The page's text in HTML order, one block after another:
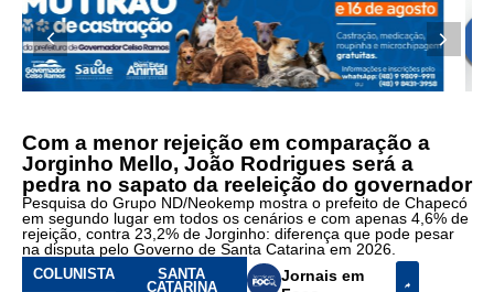
Com a menor rejeição em comparação a
Jorginho Mello, João Rodrigues será a
pedra no sapato da reeleição do governador
Pesquisa do Grupo ND/Neokemp mostra o prefeito de Chapecó
em segundo lugar em todos os cenários e com apenas 4,6% de
rejeição, contra 23,2% de Jorginho: diferença que pode pesar
na disputa pelo Governo de Santa Catarina em 2026.
COLUNISTA
SANTA
CATARINA
Jornais em